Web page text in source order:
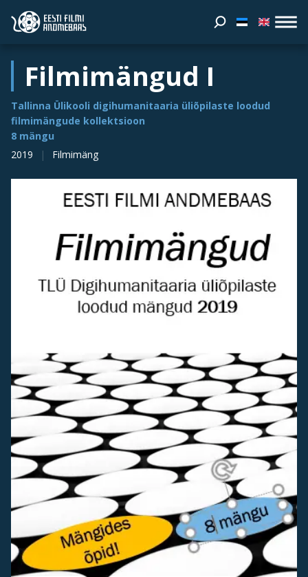
Filmimängud I
Tallinna Ülikooli digihumanitaaria üliõpilaste loodud
filmimängude kollektsioon
8 mängu
2019
Filmimäng